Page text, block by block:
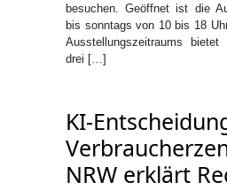
besuchen. Geöffnet ist die
bis sonntags von 10 bis 18
Ausstellungszeitraums
drei […]
KI-
NRW erklärt